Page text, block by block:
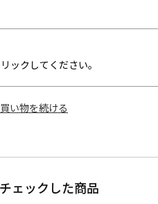
ックしてください。
ェックした商品